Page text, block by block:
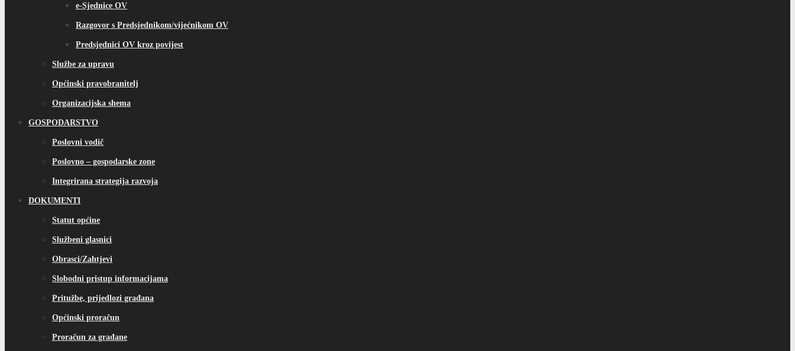
e-Sjednice OV
Razgovor s Predsjednikom/vijećnikom OV
Predsjednici OV kroz povijest
Službe za upravu
Općinski pravobranitelj
Organizacijska shema
GOSPODARSTVO
Poslovni vodič
Poslovno – gospodarske zone
Integrirana strategija razvoja
DOKUMENTI
Statut općine
Službeni glasnici
Obrasci/Zahtjevi
Slobodni pristup informacijama
Pritužbe, prijedlozi građana
Općinski proračun
Proračun za građane